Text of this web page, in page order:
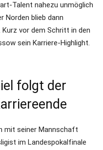
Talent nahezu unmöglich
Norden blieb dann
vor dem Schritt in den
sein Karriere-Highlight.
folgt der
mit seiner Mannschaft
im Landespokalfinale